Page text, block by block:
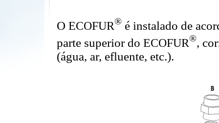
O ECOFUR® é instalado de
parte superior do ECOFUR®,
(água, ar, efluente, etc.).